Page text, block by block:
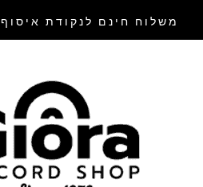
משלוח חינם לנקודת איסוף